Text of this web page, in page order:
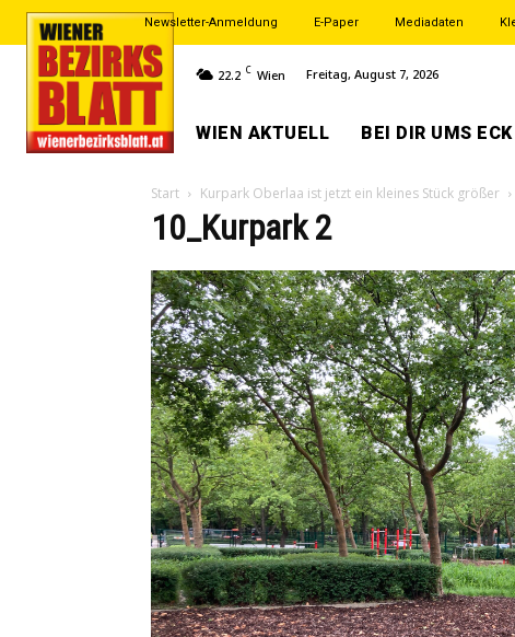
Newsletter-Anmeldung E-Paper Mediadaten
22.2 C Wien Freitag, August 7, 2026
WIEN AKTUELL BEI DIR UMS ECK
Start Kurpark Oberlaa ist jetzt ein kleines Stück größer
10_Kurpark 2